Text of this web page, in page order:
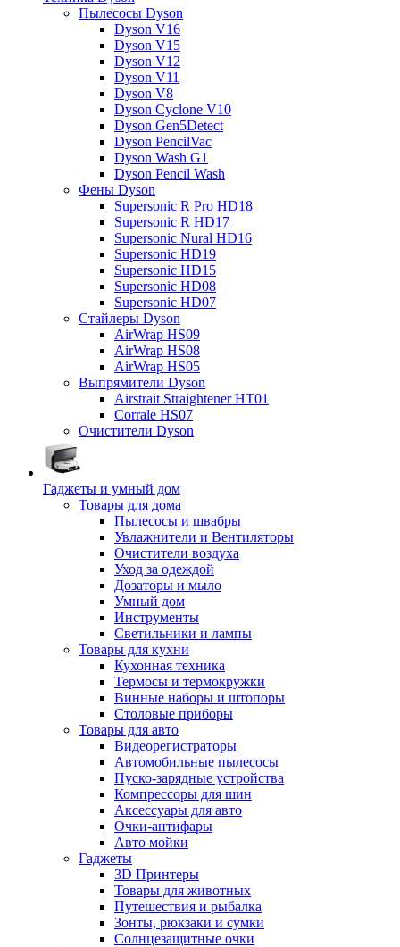
Пылесосы Dyson
Dyson V16
Dyson V15
Dyson V12
Dyson V11
Dyson V8
Dyson Cyclone V10
Dyson Gen5Detect
Dyson PencilVac
Dyson Wash G1
Dyson Pencil Wash
Фены Dyson
Supersonic R Pro HD18
Supersonic R HD17
Supersonic Nural HD16
Supersonic HD19
Supersonic HD15
Supersonic HD08
Supersonic HD07
Стайлеры Dyson
AirWrap HS09
AirWrap HS08
AirWrap HS05
Выпрямители Dyson
Airstrait Straightener HT01
Corrale HS07
Очистители Dyson
Гаджеты и умный дом
Товары для дома
Пылесосы и швабры
Увлажнители и Вентиляторы
Очистители воздуха
Уход за одеждой
Дозаторы и мыло
Умный дом
Инструменты
Светильники и лампы
Товары для кухни
Кухонная техника
Термосы и термокружки
Винные наборы и штопоры
Столовые приборы
Товары для авто
Видеорегистраторы
Автомобильные пылесосы
Пуско-зарядные устройства
Компрессоры для шин
Аксессуары для авто
Очки-антифары
Авто мойки
Гаджеты
3D Принтеры
Товары для животных
Путешествия и рыбалка
Зонты, рюкзаки и сумки
Солнцезащитные очки